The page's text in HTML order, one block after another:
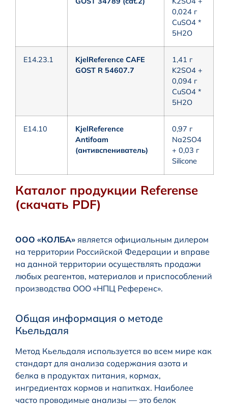
0,024 г
CuSO4 *
5H2O
E14.23.1
KjelReference CAFE
GOST R 54607.7
1,41 г
K2SO4 +
0,094 г
CuSO4 *
5H2O
E14.10
KjelReference
Antifoam
(антивспениватель)
0,97 г
Na2SO4
+ 0,03 г
Silicone
Каталог продукции Referense
(скачать PDF)
ООО «КОЛБА» является официальным дилером
на территории Российской Федерации и вправе
на данной территории осуществлять продажи
любых реагентов, материалов и приспособлений
производства ООО «НПЦ Референс».
Общая информация о методе
Кьельдаля
Метод Кьельдаля используется во всем мире как
стандарт для анализа содержания азота и
белка в продуктах питания, кормах,
ингредиентах кормов и напитках. Наиболее
часто проводимые анализы — это белок